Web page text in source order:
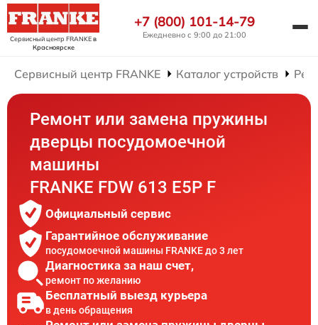
Сервисный центр FRANKEв
Красноярске
+7 (800) 101-14-79
Ежедневно с 9:00 до 21:00
Сервисный центр FRANKE Каталог устройств
Ремонт или замена пружины
дверцы посудомоечной
машины
FRANKE FDW 613 E5P F
Официальный сервис
Гарантийное обслуживание
посудомоечной машины FRANKE до 3 лет
Диагностика за наш счет,
ремонт по желанию
Бесплатный выезд курьера
в день обращения